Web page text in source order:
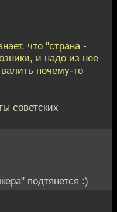
что "страна -
и надо из нее
почему-то
советских
подтянется :)